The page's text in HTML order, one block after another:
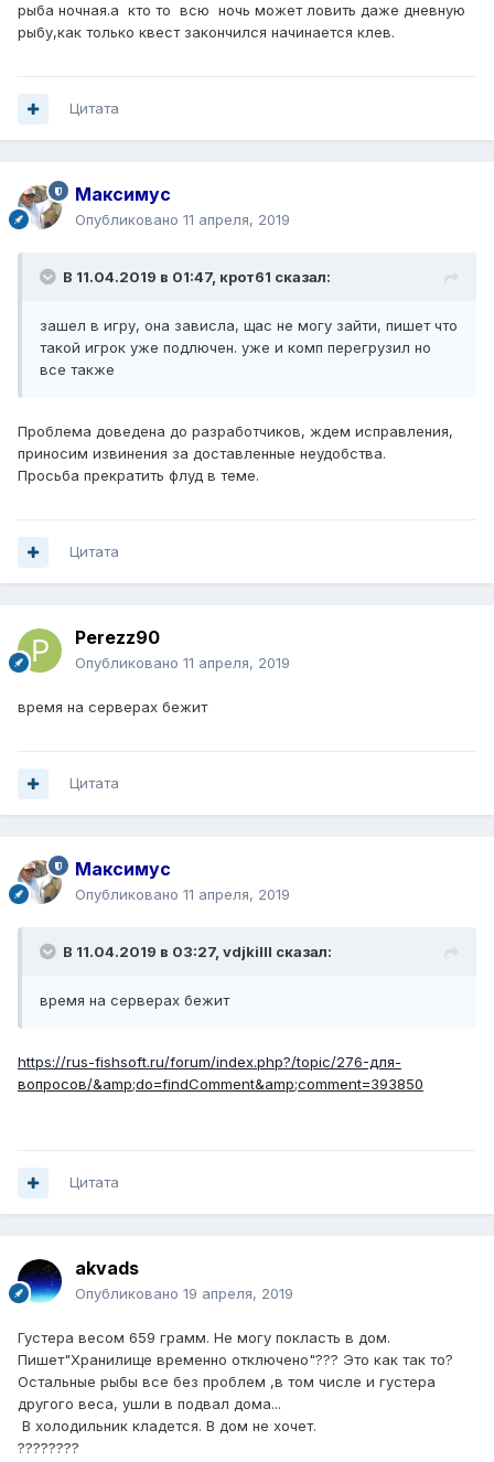
рыба ночная.а кто то всю ночь может ловить даже дневную
рыбу,как только квест закончился начинается клев.
Цитата
Максимус
Опубликовано 11 апреля, 2019
В 11.04.2019 в 01:47, крот61 сказал:
зашел в игру, она зависла, щас не могу зайти, пишет что
такой игрок уже подлючен. уже и комп перегрузил но
все также
Проблема доведена до разработчиков, ждем исправления,
приносим извинения за доставленные неудобства.
Просьба прекратить флуд в теме.
Цитата
Perezz90
Опубликовано 11 апреля, 2019
время на серверах бежит
Цитата
Максимус
Опубликовано 11 апреля, 2019
В 11.04.2019 в 03:27, vdjkilll сказал:
время на серверах бежит
https://rus-fishsoft.ru/forum/index.php?/topic/276-для-
вопросов/&amp;do=findComment&amp;comment=393850
Цитата
akvads
Опубликовано 19 апреля, 2019
Густера весом 659 грамм. Не могу покласть в дом.
Пишет"Хранилище временно отключено"??? Это как так то?
Остальные рыбы все без проблем ,в том числе и густера
другого веса, ушли в подвал дома...
В холодильник кладется. В дом не хочет.
????????